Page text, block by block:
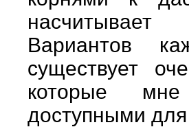
Вариантов
существует
которые мне
доступными